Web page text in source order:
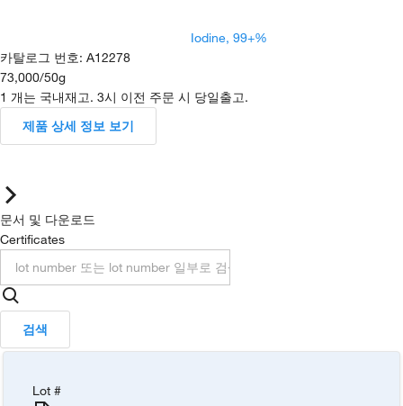
Iodine, 99+%
카탈로그 번호: A12278
73,000/50g
1 개는 국내재고. 3시 이전 주문 시 당일출고.
제품 상세 정보 보기
문서 및 다운로드
Certificates
검색
Lot #